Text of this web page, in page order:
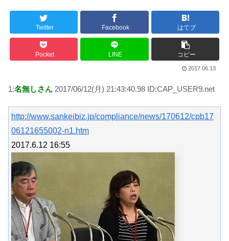
Powered by livedoor 相互RSS
Twitter Facebook はてブ
Pocket LINE コピー
2017.06.13
1:名無しさん 2017/06/12(月) 21:43:40.98 ID:CAP_USER9.net
http://www.sankeibiz.jp/compliance/news/170612/cpb17
06121655002-n1.htm
2017.6.12 16:55